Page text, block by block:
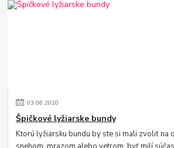
03.08.2020
Špičkové lyžiarske bundy
Ktorú lyžiarsku bundu by ste si mali zvoliť na